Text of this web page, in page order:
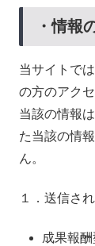
・情報
当サイトで
の方のアク
当該の情報
た当該の情
ん。
１．送信さ
成果報